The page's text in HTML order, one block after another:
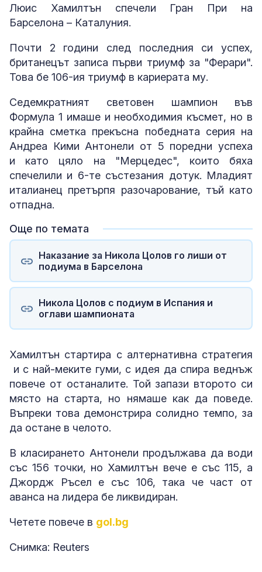
Люис Хамилтън спечели Гран При на
Барселона – Каталуния.
Почти 2 години след последния си успех,
британецът записа първи триумф за "Ферари".
Това бе 106-ия триумф в кариерата му.
Седемкратният световен шампион във
Формула 1 имаше и необходимия късмет, но в
крайна сметка прекъсна победната серия на
Андреа Кими Антонели от 5 поредни успеха
и като цяло на "Мерцедес", които бяха
спечелили и 6-те състезания дотук. Младият
италианец претърпя разочарование, тъй като
отпадна.
Още по темата
Наказание за Никола Цолов го лиши от
подиума в Барселона
Никола Цолов с подиум в Испания и
оглави шампионата
Хамилтън стартира с алтернативна стратегия
и с най-меките гуми, с идея да спира веднъж
повече от останалите. Той запази второто си
място на старта, но нямаше как да поведе.
Въпреки това демонстрира солидно темпо, за
да остане в челото.
В класирането Антонели продължава да води
със 156 точки, но Хамилтън вече е със 115, а
Джордж Ръсел е със 106, така че част от
аванса на лидера бе ликвидиран.
Четете повече в gol.bg
Снимка: Reuters